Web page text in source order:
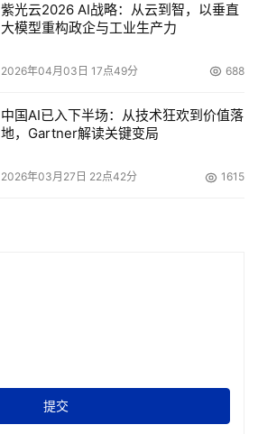
紫光云2026 AI战略：从云到智，以垂直
大模型重构政企与工业生产力
2026年04月03日 17点49分 688
中国AI已入下半场：从技术狂欢到价值落
地，Gartner解读关键变局
2026年03月27日 22点42分 1615
提交